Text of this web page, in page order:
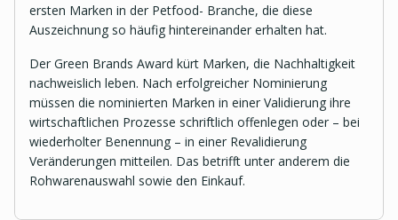
ersten Marken in der Petfood- Branche, die diese
Auszeichnung so häufig hintereinander erhalten hat.
Der Green Brands Award kürt Marken, die Nachhaltigkeit
nachweislich leben. Nach erfolgreicher Nominierung
müssen die nominierten Marken in einer Validierung ihre
wirtschaftlichen Prozesse schriftlich offenlegen oder – bei
wiederholter Benennung – in einer Revalidierung
Veränderungen mitteilen. Das betrifft unter anderem die
Rohwarenauswahl sowie den Einkauf.